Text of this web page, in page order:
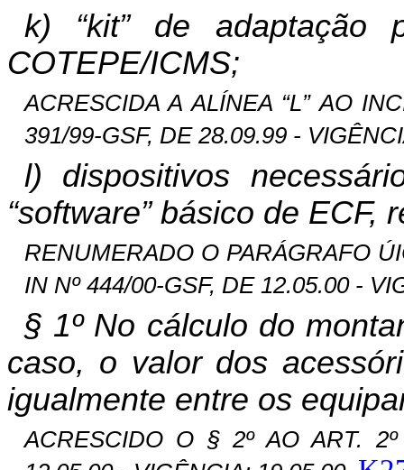
k) “kit” de adaptação
COTEPE/ICMS;
ACRESCIDA A ALÍNEA “L” AO
391/99-GSF, DE 28.09.99 -
l) dispositivos
“software” básico de
RENUMERADO O PARÁGRAFO
IN Nº 444/00-GSF, DE 12.05.00 -
§ 1º No cálculo do
caso, o valor dos
igualmente entre os
ACRESCIDO O § 2º AO ART.